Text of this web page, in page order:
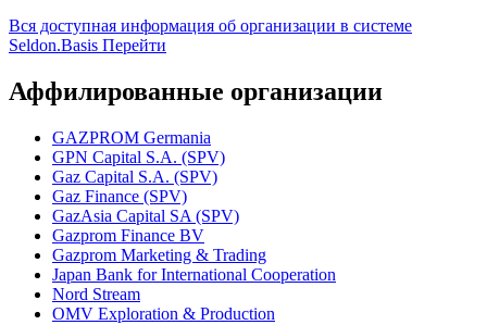
Вся доступная информация об организации в системе
Seldon.Basis Перейти
Аффилированные организации
GAZPROM Germania
GPN Capital S.A. (SPV)
Gaz Capital S.A. (SPV)
Gaz Finance (SPV)
GazAsia Capital SA (SPV)
Gazprom Finance BV
Gazprom Marketing & Trading
Japan Bank for International Cooperation
Nord Stream
OMV Exploration & Production